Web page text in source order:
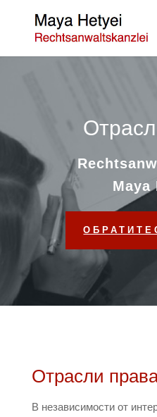
Maya
Отрасли
В независимости от
Mehr